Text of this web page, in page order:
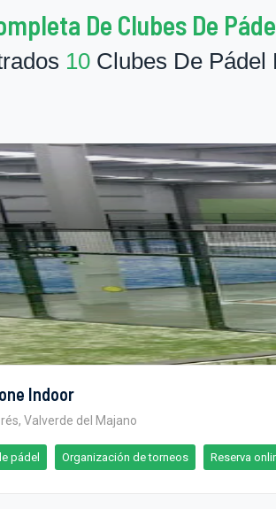
De Clubes De
10 Clubes De Pádel
Indoor
Valverde del Majano
pádel Organización de torneos Reserva